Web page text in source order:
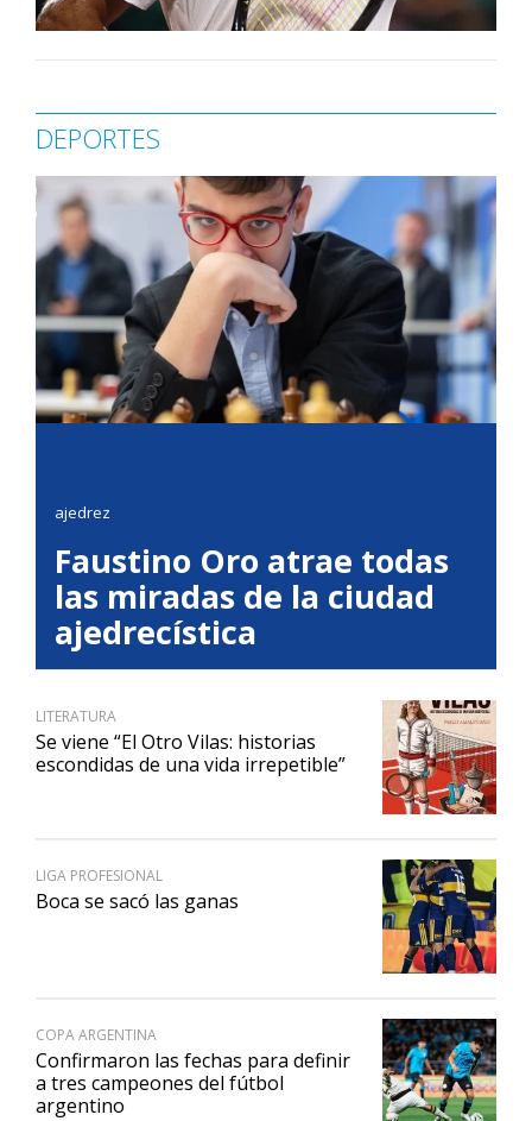
DEPORTES
ajedrez
Faustino Oro atrae todas
las miradas de la ciudad
ajedrecística
LITERATURA
Se viene “El Otro Vilas: historias
escondidas de una vida irrepetible”
LIGA PROFESIONAL
Boca se sacó las ganas
COPA ARGENTINA
Confirmaron las fechas para definir
a tres campeones del fútbol
argentino